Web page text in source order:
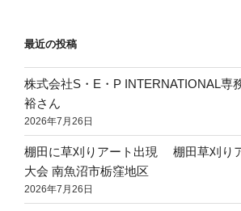
最近の投稿
株式会社S・E・P INTERNATIONAL
裕さん
2026年7月26日
棚田に草刈りアート出現 棚田草刈り
大会 南魚沼市栃窪地区
2026年7月26日